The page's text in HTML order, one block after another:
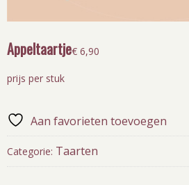
Appeltaartje€ 6,90
prijs per stuk
Aan favorieten toevoegen
Categorie: Taarten